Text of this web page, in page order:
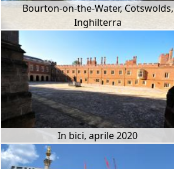
Bourton-on-the-Water, Cotswolds,
Inghilterra
In bici, aprile 2020